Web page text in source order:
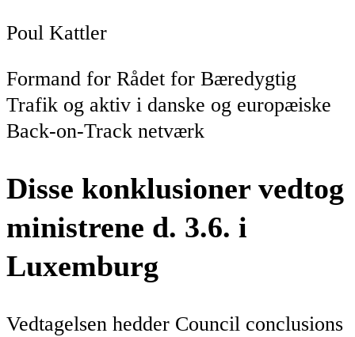
Poul Kattler
Formand for Rådet for Bæredygtig
Trafik og aktiv i danske og europæiske
Back-on-Track netværk
Disse konklusioner vedtog
ministrene d. 3.6. i
Luxemburg
Vedtagelsen hedder Council conclusions